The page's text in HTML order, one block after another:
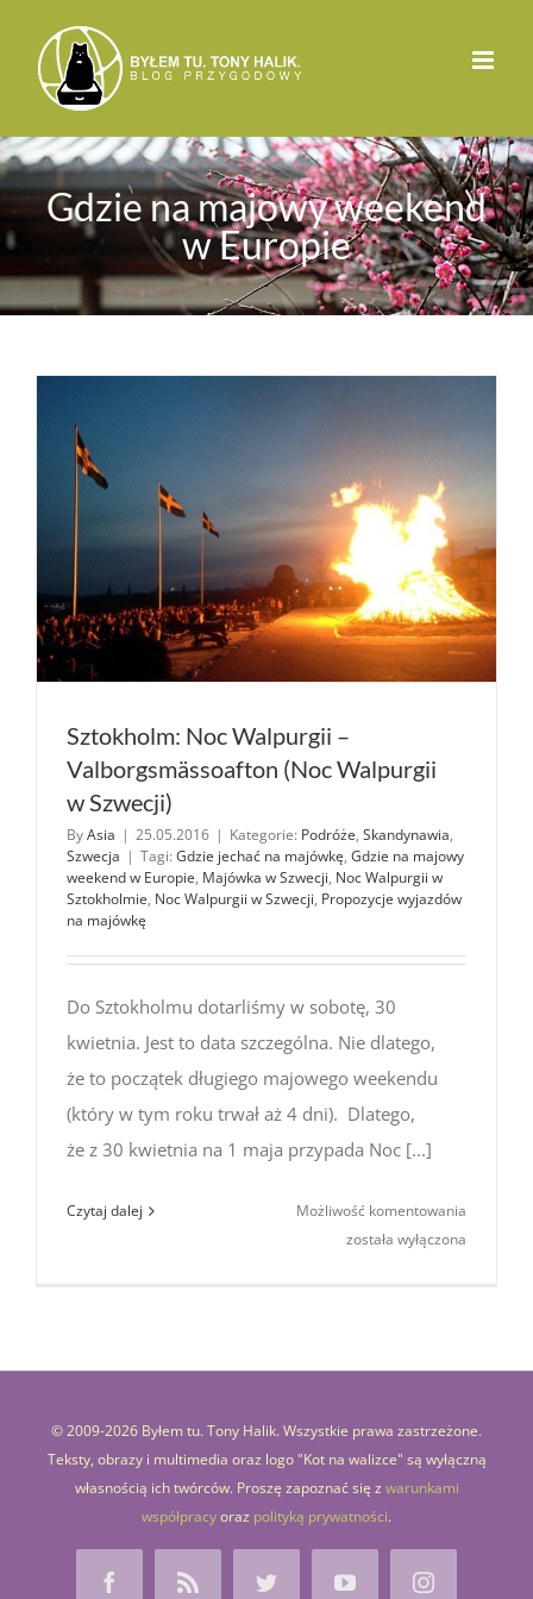
zawartości
Gdzie na majowy weekend
w Europie
Sztokholm: Noc Walpurgii –
Valborgsmässoafton (Noc Walpurgii
w Szwecji)
ByAsia | 25.05.2016 | Kategorie: Podróże, Skandynawia,
Szwecja | Tagi: Gdzie jechać na majówkę, Gdzie na majowy
weekend w Europie, Majówka w Szwecji, Noc Walpurgii w
Sztokholmie, Noc Walpurgii w Szwecji, Propozycje wyjazdów
na majówkę
Do Sztokholmu dotarliśmy w sobotę, 30
kwietnia. Jest to data szczególna. Nie dlatego,
że to początek długiego majowego weekendu
(który w tym roku trwał aż 4 dni). Dlatego,
że z 30 kwietnia na 1 maja przypada Noc [...]
Czytaj dalej Możliwość komentowania
została wyłączona
© 2009-2026 Byłem tu. Tony Halik. Wszystkie prawa zastrzeżone.
Teksty, obrazy i multimedia oraz logo "Kot na walizce" są wyłączną
własnością ich twórców. Proszę zapoznać się z warunkami
współpracyoraz polityką prywatności.
FacebookRss Twitter YouTubeInstagram